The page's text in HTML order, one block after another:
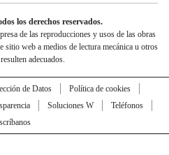
los derechos reservados.
de las reproducciones y usos de las obras
sitio web a medios de lectura mecánica u otros
adecuados.
de Datos
Política de cookies
Soluciones W
Teléfonos